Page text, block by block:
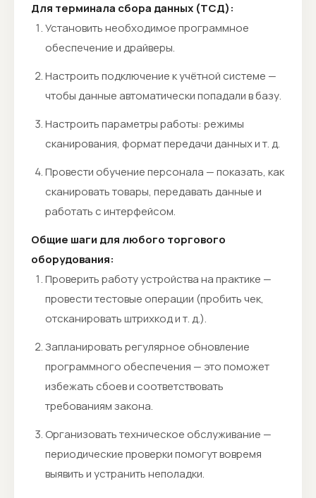
Для терминала сбора данных (ТСД):
Установить необходимое программное
обеспечение и драйверы.
Настроить подключение к учётной системе —
чтобы данные автоматически попадали в базу.
Настроить параметры работы: режимы
сканирования, формат передачи данных и т. д.
Провести обучение персонала — показать, как
сканировать товары, передавать данные и
работать с интерфейсом.
Общие шаги для любого торгового
оборудования:
Проверить работу устройства на практике —
провести тестовые операции (пробить чек,
отсканировать штрихкод и т. д.).
Запланировать регулярное обновление
программного обеспечения — это поможет
избежать сбоев и соответствовать
требованиям закона.
Организовать техническое обслуживание —
периодические проверки помогут вовремя
выявить и устранить неполадки.